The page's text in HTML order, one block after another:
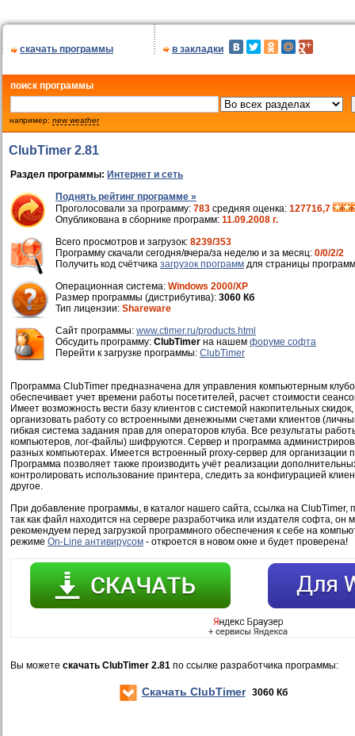
скачать программы в закладки
поиск программы
например: new weather
ClubTimer 2.81
Раздел программы: Интернет и сеть
Поднять рейтинг программе »
Проголосовали за программу: 783 средняя оценка: 127716,7
Опубликована в сборнике программ: 11.09.2008 г.
Всего просмотров и загрузок: 8239/353
Программу скачали сегодня/вчера/за неделю и за месяц: 0/0/2/2
Получить код счётчика загрузок программ для страницы
Операционная система: Windows 2000/XP
Размер программы (дистрибутива): 3060 Кб
Тип лицензии: Shareware
Cайт программы: www.ctimer.ru/products.html
Обсудить программу: ClubTimer на нашем форуме софта
Перейти к загрузке программы: ClubTimer
Программа ClubTimer предназначена для управления компьютерным
обеспечивает учет времени работы посетителей, расчет стоимости
Имеет возможность вести базу клиентов с системой накопительных
организовать работу со встроенными денежными счетами клиентов
гибкая система задания прав для операторов клуба. Все результаты
компьютеров, лог-файлы) шифруются. Сервер и программа
разных компьютерах. Имеется встроенный proxy-сервер для организации
Программа позволяет также производить учёт реализации
контролировать использование принтера, следить за конфигурацией
другое.
При добавление программы, в каталог нашего сайта, ссылка на ClubTimer,
так как файл находится на сервере разработчика или издателя софта,
рекомендуем перед загрузкой программного обеспечения к себе на
режиме On-Line антивирусом - откроется в новом окне и будет проверена!
Вы можете скачать ClubTimer 2.81 по ссылке разработчика программы:
Скачать ClubTimer 3060 Кб